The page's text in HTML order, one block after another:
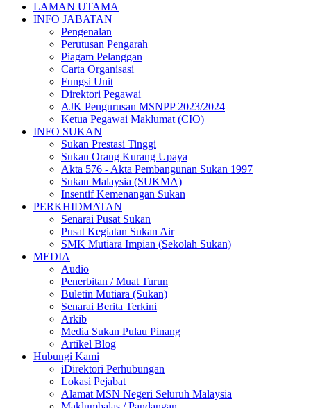
LAMAN UTAMA
INFO JABATAN
Pengenalan
Perutusan Pengarah
Piagam Pelanggan
Carta Organisasi
Fungsi Unit
Direktori Pegawai
AJK Pengurusan MSNPP 2023/2024
Ketua Pegawai Maklumat (CIO)
INFO SUKAN
Sukan Prestasi Tinggi
Sukan Orang Kurang Upaya
Akta 576 - Akta Pembangunan Sukan 1997
Sukan Malaysia (SUKMA)
Insentif Kemenangan Sukan
PERKHIDMATAN
Senarai Pusat Sukan
Pusat Kegiatan Sukan Air
SMK Mutiara Impian (Sekolah Sukan)
MEDIA
Audio
Penerbitan / Muat Turun
Buletin Mutiara (Sukan)
Senarai Berita Terkini
Arkib
Media Sukan Pulau Pinang
Artikel Blog
Hubungi Kami
iDirektori Perhubungan
Lokasi Pejabat
Alamat MSN Negeri Seluruh Malaysia